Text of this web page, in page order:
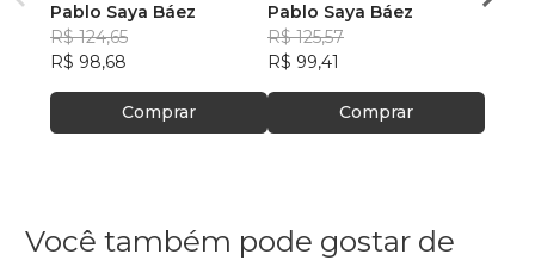
Pablo Saya Báez
R$ 124,65
R$ 98,68
Comprar
Pablo Saya Báez
R$ 125,57
R$ 99,41
Comprar
Você também pode gostar de